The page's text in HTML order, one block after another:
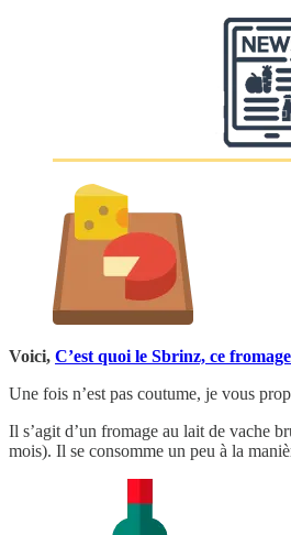
Voici, C’est quoi le Sbrinz, ce
Une fois n’est pas coutume, je vous
Il s’agit d’un fromage au lait de vache
mois). Il se consomme un peu à la